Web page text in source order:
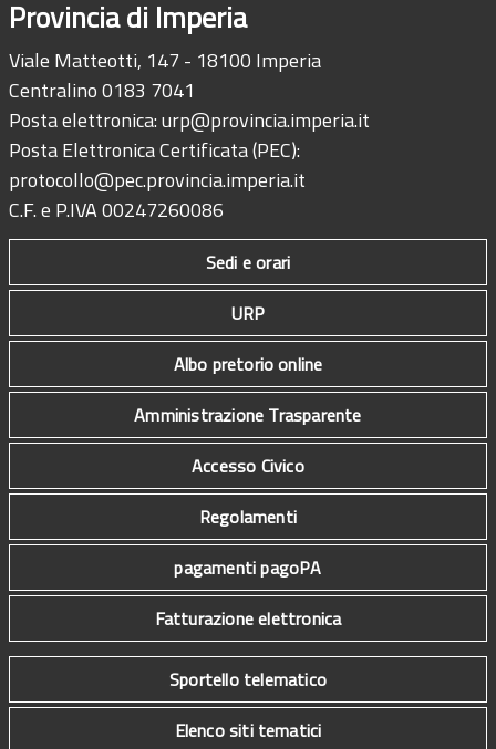
Provincia di Imperia
Viale Matteotti, 147 - 18100 Imperia
Centralino 0183 7041
Posta elettronica:urp@provincia.imperia.it
Posta Elettronica Certificata (PEC):
protocollo@pec.provincia.imperia.it
C.F. e P.IVA 00247260086
Sedi e orari
URP
Albo pretorio online
Amministrazione Trasparente
Accesso Civico
Regolamenti
pagamenti pagoPA
Fatturazione elettronica
Sportello telematico
Elenco siti tematici